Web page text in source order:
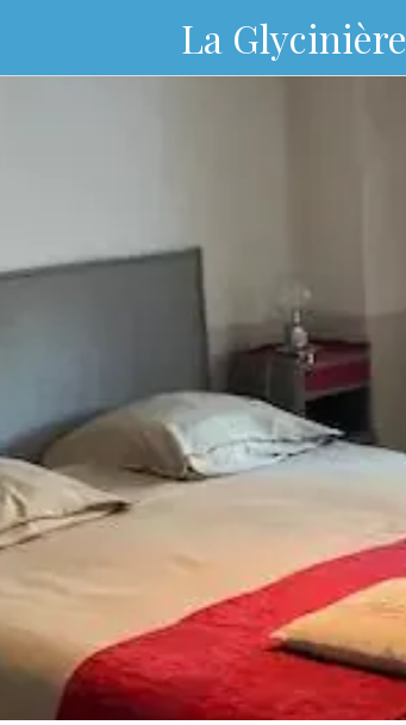
La Glycinière